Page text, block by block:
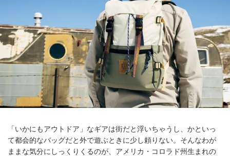
「いかにもアウトドア」なギアは街だと浮いちゃうし、かといっ
て都会的なバッグだと外で遊ぶときに少し頼りない。そんなわが
ままな気分にしっくりくるのが、アメリカ・コロラド州生まれの